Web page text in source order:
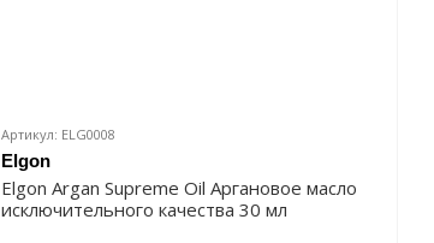
Артикул: ELG0008
Elgon
Elgon Argan Supreme Oil Аргановое масло
исключительного качества 30 мл